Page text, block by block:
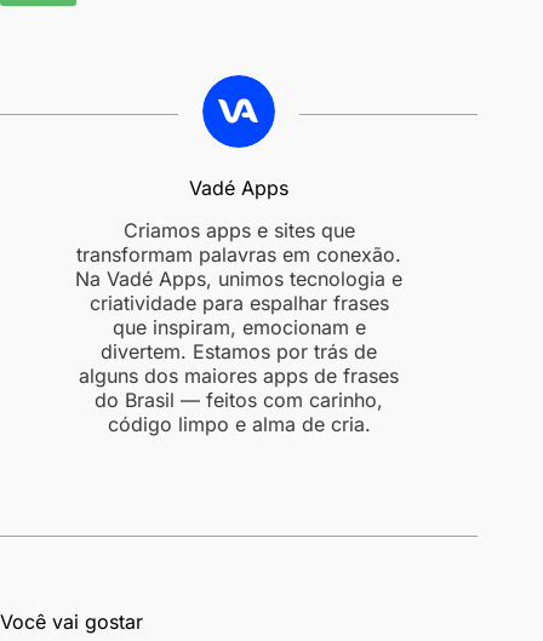
Vadé Apps
Criamos apps e sites que
transformam palavras em conexão.
Na Vadé Apps, unimos tecnologia e
criatividade para espalhar frases
que inspiram, emocionam e
divertem. Estamos por trás de
alguns dos maiores apps de frases
do Brasil — feitos com carinho,
código limpo e alma de cria.
Você vai gostar